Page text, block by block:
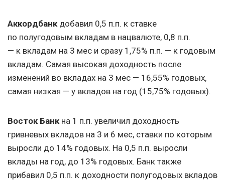
Аккордбанкдобавил 0,5 п.п. к ставке
по полугодовым вкладам в нацвалюте, 0,8 п.п.
— к вкладам на 3 мес и сразу 1,75% п.п. — к годовым
вкладам. Самая высокая доходность после
изменений во вкладах на 3 мес — 16,55% годовых,
самая низкая — у вкладов на год (15,75% годовых).
Восток Банкна 1 п.п. увеличил доходность
гривневых вкладов на 3 и 6 мес, ставки по которым
выросли до 14% годовых. На 0,5 п.п. выросли
вклады на год, до 13% годовых. Банк также
прибавил 0,5 п.п. к доходности полугодовых вкладов